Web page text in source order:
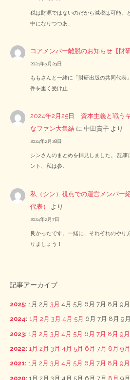
税は財源ではないのだから減税は可能、
中になりつつあ…
コアメンバー離脱のお知らせ【財
2024年3月29日
ももさんと一緒に「財研出版の共同代表
件を重く受け止…
2024年2月25日 資本主義と戦う
なファン大集結 に中田賞子 より
2024年2月28日
シンさんのまとめを拝見しました。 記
ント、私は参…
私（シン）視点での運営メンバー
代表）
より
2024年2月7日
良かったです。一緒に、それぞれのやり
りましょう！
記事アーカイブ
2025: 1月 2月 3月 4月 5月 6月 7月 8月 9月
2024: 1月 2月 3月 4月 5月 6月 7月 8月 9月
2023: 1月 2月 3月 4月 5月 6月 7月 8月 9月
2022: 1月 2月 3月 4月 5月 6月 7月 8月 9月
2021: 1月 2月 3月 4月 5月 6月 7月 8月 9月
2020: 1月 2月 3月 4月 5月 6月 7月 8月 9月